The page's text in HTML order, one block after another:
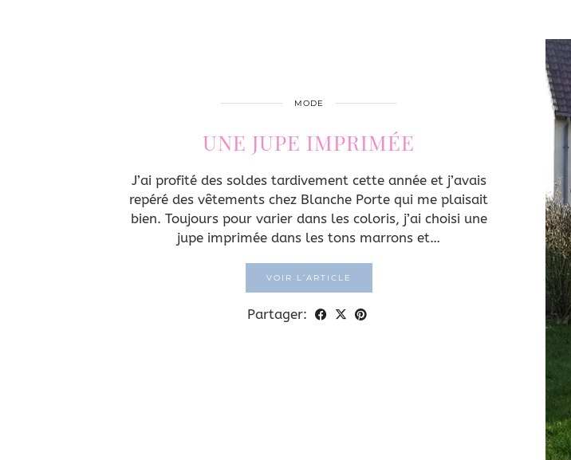
MODE
UNE JUPE IMPRIMÉE
J’ai profité des soldes tardivement cette année et j’avais
repéré des vêtements chez Blanche Porte qui me plaisait
bien. Toujours pour varier dans les coloris, j’ai choisi une
jupe imprimée dans les tons marrons et…
VOIR L’ARTICLE
Partager: